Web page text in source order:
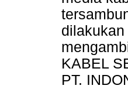
KABEL
PT.